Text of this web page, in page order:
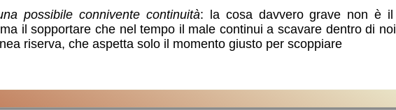
possibile connivente continuità: la cosa davvero grave non è il
il sopportare che nel tempo il male continui a scavare dentro di noi
riserva, che aspetta solo il momento giusto per scoppiare